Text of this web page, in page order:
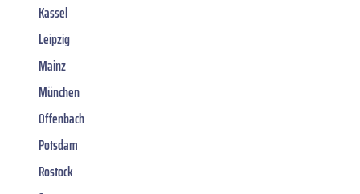
Kassel
Leipzig
Mainz
München
Offenbach
Potsdam
Rostock